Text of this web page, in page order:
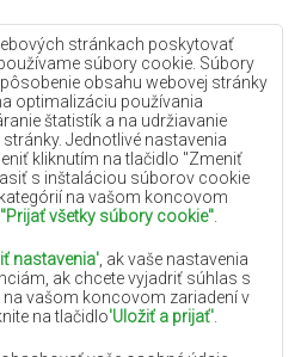
stránkach poskytovať
súbory cookie. Súbory
obsahu webovej stránky
optimalizáciu používania
štatistík a na udržiavanie
Jednotlivé nastavenia
kliknutím na tlačidlo "Zmeniť
s inštaláciou súborov cookie
na vašom koncovom
"Prijať všetky súbory cookie"
nastavenia' , ak vaše nastavenia
ak chcete vyjadriť súhlas s
vašom koncovom zariadení v
na tlačidlo'Uložiť a prijať'
koberce
koberce
koberce
koberce
koberce
koberce
koberce
koberce
koberce
koberce